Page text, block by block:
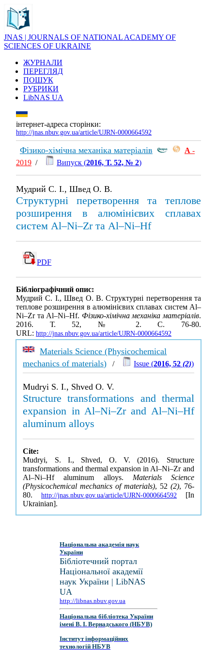
JNAS | JOURNALS OF NATIONAL ACADEMY OF
SCIENCES OF UKRAINE
ЖУРНАЛИ
ПЕРЕГЛЯД
ПОШУК
РУБРИКИ
LibNAS UA
інтернет-адреса сторінки:
http://jnas.nbuv.gov.ua/article/UJRN-0000664592
Фізико-хімічна механіка матеріалів А -
2019 / Випуск (2016, Т. 52, № 2)
Мудрий С. І., Швед О. В.
Структурні перетворення та теплове
розширення в алюмінієвих сплавах
систем Al–Ni–Zr та Al–Ni–Hf
PDF
Бібліографічний опис:
Мудрий С. І., Швед О. В. Структурні перетворення та
теплове розширення в алюмінієвих сплавах систем Al–
Ni–Zr та Al–Ni–Hf. Фізико-хімічна механіка матеріалів.
2016. Т. 52, № 2. С. 76-80.
URL: http://jnas.nbuv.gov.ua/article/UJRN-0000664592
Materials Science (Physicochemical
mechanics of materials) / Issue (2016, 52(2))
Mudryi S. I., Shved O. V.
Structure transformations and thermal
expansion in Al–Ni–Zr and Al–Ni–Hf
aluminum alloys
Cite:
Mudryi, S. I., Shved, O. V. (2016). Structure
transformations and thermal expansion in Al–Ni–Zr and
Al–Ni–Hf aluminum alloys. Materials Science
(Physicochemical mechanics of materials), 52 (2), 76-
80. http://jnas.nbuv.gov.ua/article/UJRN-0000664592 [In
Ukrainian].
Національна академія наук
України
Бібліотечний портал
Національної академії
наук України | LibNAS
UA
http://libnas.nbuv.gov.ua
Національна бібліотека України
імені В. І. Вернадського (НБУВ)
Інститут інформаційних
технологій НБУВ